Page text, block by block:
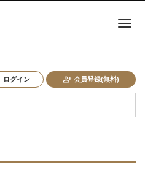
ログイン 会員登録(無料)
ナ